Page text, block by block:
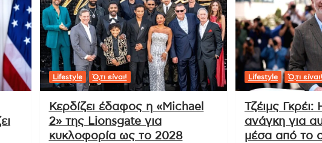
Lifestyle Ό,τι είναι!
Κερδίζει έδαφος η «Michael
2» της Lionsgate για
κυκλοφορία ως το 2028
Lifestyle Ό,τι είναι!
Τζέιμς
ανάγκη για
μέσα από το